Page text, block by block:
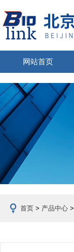
网站首页
首页 > 产品中心 >